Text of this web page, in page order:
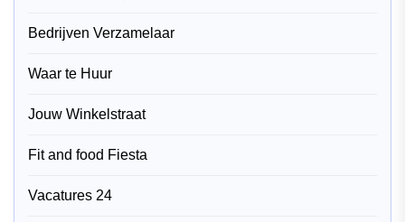
Bedrijven Verzamelaar
Waar te Huur
Jouw Winkelstraat
Fit and food Fiesta
Vacatures 24